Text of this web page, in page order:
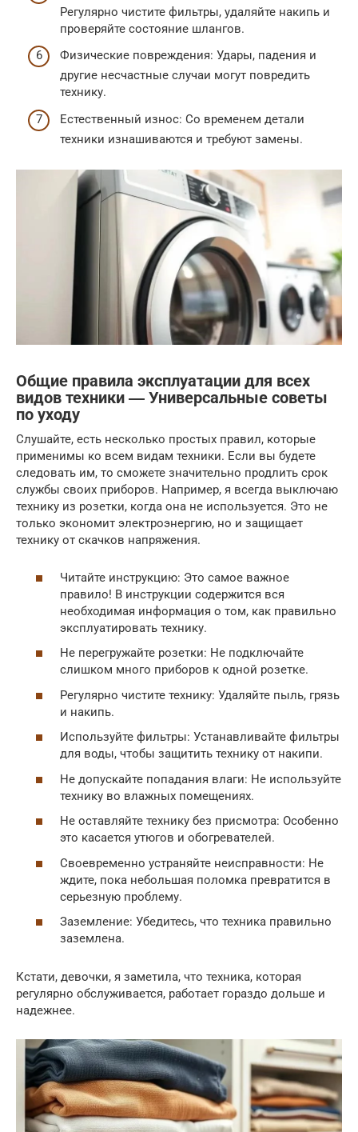
Регулярно чистите фильтры, удаляйте накипь и
проверяйте состояние шлангов.
Физические повреждения: Удары, падения и
другие несчастные случаи могут повредить
технику.
Естественный износ: Со временем детали
техники изнашиваются и требуют замены.
Общие правила эксплуатации для всех
видов техники ― Универсальные советы
по уходу
Слушайте, есть несколько простых правил, которые
применимы ко всем видам техники. Если вы будете
следовать им, то сможете значительно продлить срок
службы своих приборов. Например, я всегда выключаю
технику из розетки, когда она не используется. Это не
только экономит электроэнергию, но и защищает
технику от скачков напряжения.
Читайте инструкцию: Это самое важное
правило! В инструкции содержится вся
необходимая информация о том, как правильно
эксплуатировать технику.
Не перегружайте розетки: Не подключайте
слишком много приборов к одной розетке.
Регулярно чистите технику: Удаляйте пыль, грязь
и накипь.
Используйте фильтры: Устанавливайте фильтры
для воды, чтобы защитить технику от накипи.
Не допускайте попадания влаги: Не используйте
технику во влажных помещениях.
Не оставляйте технику без присмотра: Особенно
это касается утюгов и обогревателей.
Своевременно устраняйте неисправности: Не
ждите, пока небольшая поломка превратится в
серьезную проблему.
Заземление: Убедитесь, что техника правильно
заземлена.
Кстати, девочки, я заметила, что техника, которая
регулярно обслуживается, работает гораздо дольше и
надежнее.